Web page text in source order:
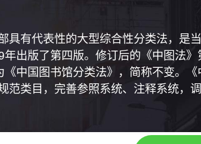
具有代表性的大型综合性分类法，是
出版了第四版。修订后的《中图法》
中国图书馆分类法》，简称不变。《
范类目，完善参照系统、注释系统，